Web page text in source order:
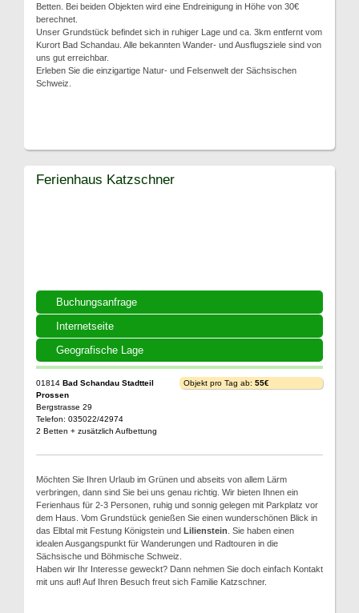
Betten. Bei beiden Objekten wird eine Endreinigung in Höhe von 30€
berechnet.
Unser Grundstück befindet sich in ruhiger Lage und ca. 3km entfernt vom
Kurort Bad Schandau. Alle bekannten Wander- und Ausflugsziele sind von
uns gut erreichbar.
Erleben Sie die einzigartige Natur- und Felsenwelt der Sächsischen
Schweiz.
Buchungsanfrage
Internetseite
Geografische Lage
Ferienhaus Katzschner
01814 Bad Schandau Stadtteil
Prossen
Bergstrasse 29
Telefon: 035022/42974
2 Betten + zusätzlich Aufbettung
Objekt pro Tag ab: 55€
Möchten Sie Ihren Urlaub im Grünen und abseits von allem Lärm
verbringen, dann sind Sie bei uns genau richtig. Wir bieten Ihnen ein
Ferienhaus für 2-3 Personen, ruhig und sonnig gelegen mit Parkplatz vor
dem Haus. Vom Grundstück genießen Sie einen wunderschönen Blick in
das Elbtal mit Festung Königstein und Lilienstein . Sie haben einen
idealen Ausgangspunkt für Wanderungen und Radtouren in die
Sächsische und Böhmische Schweiz.
Haben wir Ihr Interesse geweckt? Dann nehmen Sie doch einfach Kontakt
mit uns auf! Auf Ihren Besuch freut sich Familie Katzschner.